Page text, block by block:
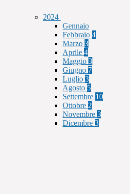
2024
Gennaio
Febbraio 4
Marzo 3
Aprile 4
Maggio 3
Giugno 7
Luglio 3
Agosto 5
Settembre 10
Ottobre 2
Novembre 3
Dicembre 3